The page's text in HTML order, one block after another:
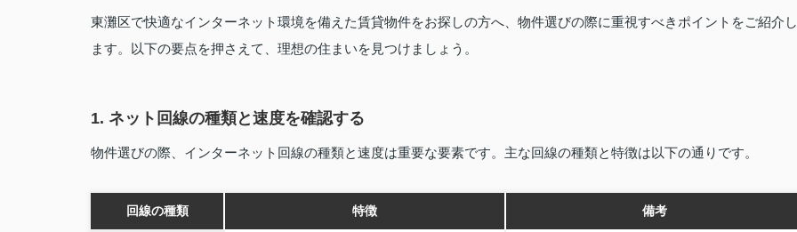
東灘区で快適なインターネット環境を備えた賃貸物件をお探しの方へ、物件選びの際に重視すべきポイントをご紹介し
ます。以下の要点を押さえて、理想の住まいを見つけましょう。
1. ネット回線の種類と速度を確認する
物件選びの際、インターネット回線の種類と速度は重要な要素です。主な回線の種類と特徴は以下の通りです。
回線の種類 特徴 備考